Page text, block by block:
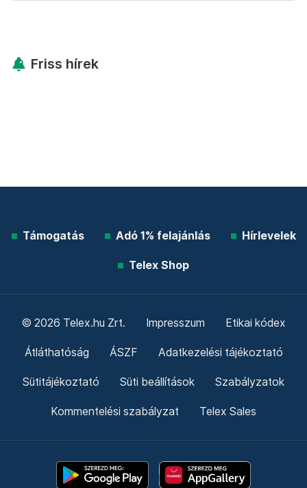
Friss hírek
Támogatás Adó 1% felajánlás Hírlevelek
Telex Shop
© 2026 Telex.hu Zrt. Impresszum Etikai kódex
Átláthatóság ÁSZF Adatkezelési tájékoztató
Sütitájékoztató Süti beállítások Szabályzatok
Kommentelési szabályzat Telex Sales